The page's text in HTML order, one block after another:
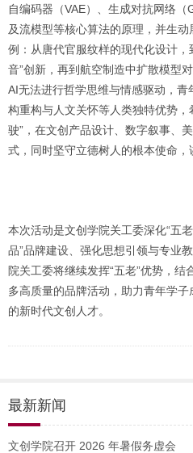
自编码器（VAE）、生成对抗网络
及流模型等核心算法的原理，并生
例：从唐代官服纹样的现代化设计
音”创新，再到航空制造中扩散模型
AI无法进行哲学思维与情感驱动，
构重构与人文关怀等人类独特优势，
驶”，在文创产品设计、数字叙事、
式，同时坚守立德树人的根本使命，
本次活动是文创学院关工委深化“五
品”品牌建设、强化思想引领与专业
院关工委将继续发挥“五老”优势，
多高质量的品牌活动，助力青年学
的新时代文创人才。
最新新闻
文创学院召开 2026 年暑假务虚会